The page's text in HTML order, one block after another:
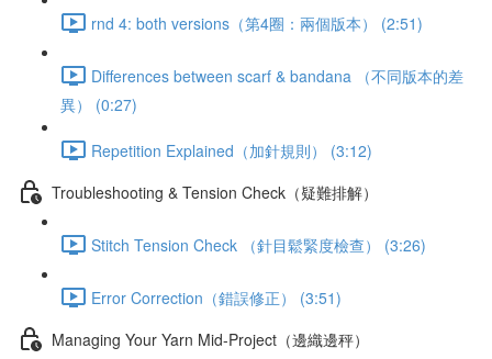
rnd 4: both versions（第4圈：兩個版本） (2:51)
Differences between scarf & bandana （不同版本的差
異） (0:27)
Repetition Explained（加針規則） (3:12)
Troubleshooting & Tension Check（疑難排解）
Stitch Tension Check （針目鬆緊度檢查） (3:26)
Error Correction（錯誤修正） (3:51)
Managing Your Yarn Mid-Project（邊織邊秤）